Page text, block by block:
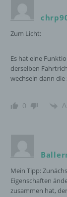
Zum Licht:
Es hat eine
derselben
wechseln dann die
0
Mein Tipp:
Eigenschaften
zusammen hat,
dem
Stelle
und